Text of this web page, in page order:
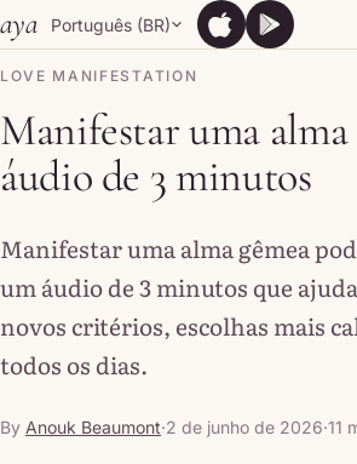
Skip to content
aya Português (BR) App Store
App StoreGoogle Play
Google
LOVE MANIFESTATION
Manifestar uma alma
áudio de 3 minutos
Manifestar uma alma gêmea
um áudio de 3 minutos que
novos critérios, escolhas mais
todos os dias.
By Anouk Beaumont·2 de junho de 2026·11